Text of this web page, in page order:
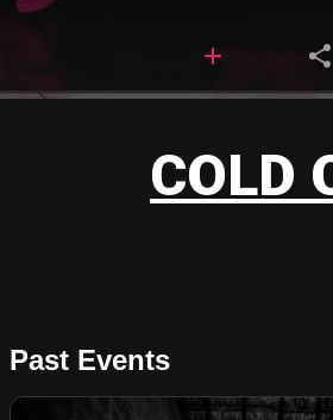
COLD
Past Events